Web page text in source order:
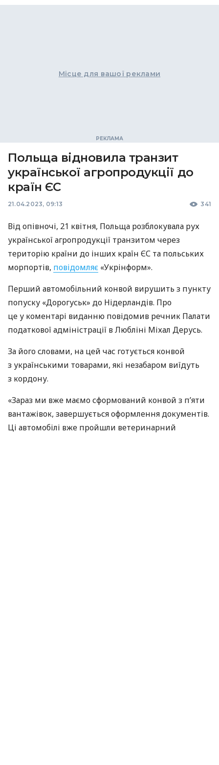
Місце для вашої реклами
Польща відновила транзит
української агропродукції до
країн ЄС
21.04.2023, 09:13 341
Від опівночі, 21 квітня, Польща розблокувала рух
української агропродукції транзитом через
територію країни до інших країн ЄС та польських
морпортів, повідомляє «Укрінформ».
Перший автомобільний конвой вирушить з пункту
попуску «Дорогуськ» до Нідерландів. Про
це у коментарі виданню повідомив речник Палати
податкової адміністрації в Любліні Міхал Дерусь.
За його словами, на цей час готується конвой
з українськими товарами, які незабаром виїдуть
з кордону.
«Зараз ми вже маємо сформований конвой з п’яти
вантажівок, завершується оформлення документів.
Ці автомобілі вже пройшли ветеринарний